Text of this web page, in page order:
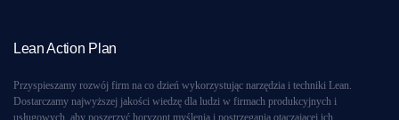
Lean Action Plan
Przyspieszamy rozwój firm na co dzień wykorzystując narzędzia i techniki Lean.
Dostarczamy najwyższej jakości wiedzę dla ludzi w firmach produkcyjnych i